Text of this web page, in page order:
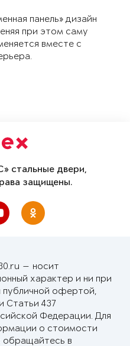
панель» дизайн
при этом саму
вместе с
стальные двери,
защищены.
— носит
характер и ни при
публичной офертой,
Статьи 437
Федерации. Для
о стоимости
обращайтесь в